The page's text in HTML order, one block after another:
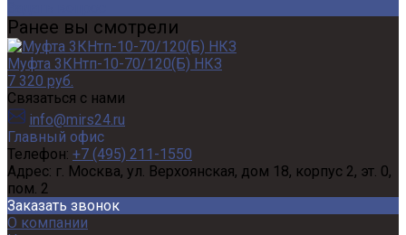
Ранее вы смотрели
Муфта 3КНтп-10-70/120(Б) НКЗ
7 320 руб.
Связаться с нами
info@mirs24.ru
Главный офис
Телефон: +7 (495) 211-1550
Адрес: г. Москва, ул. Верхоянская, дом 18, корпус 2, эт. 0,
пом. 2
Заказать звонок
О компании